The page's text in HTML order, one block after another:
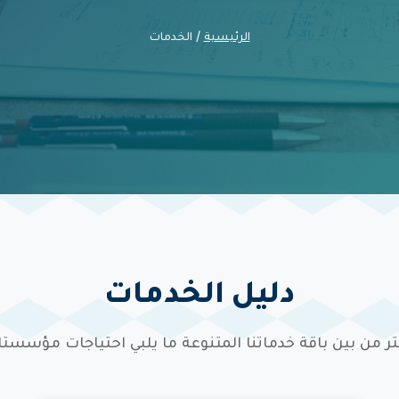
الرئيسية / الخدمات
دليل الخدمات
من بين باقة خدماتنا المتنوعة ما يلبي احتياجات